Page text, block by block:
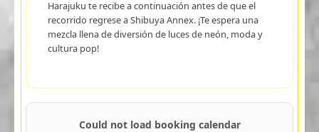
Harajuku te recibe a continuación antes de que el
recorrido regrese a Shibuya Annex. ¡Te espera una
mezcla llena de diversión de luces de neón, moda y
cultura pop!
Could not load booking calendar